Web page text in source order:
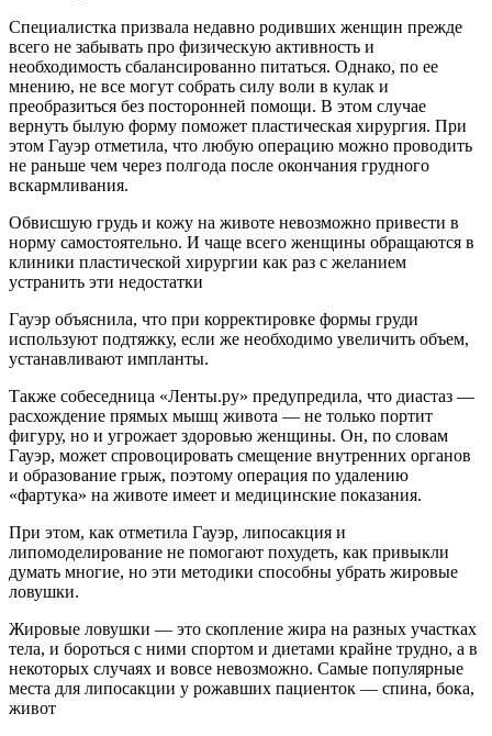
Специалистка призвала недавно родивших женщин прежде
всего не забывать про физическую активность и
необходимость сбалансированно питаться. Однако, по ее
мнению, не все могут собрать силу воли в кулак и
преобразиться без посторонней помощи. В этом случае
вернуть былую форму поможет пластическая хирургия. При
этом Гауэр отметила, что любую операцию можно проводить
не раньше чем через полгода после окончания грудного
вскармливания.
Обвисшую грудь и кожу на животе невозможно привести в
норму самостоятельно. И чаще всего женщины обращаются в
клиники пластической хирургии как раз с желанием
устранить эти недостатки
Гауэр объяснила, что при корректировке формы груди
используют подтяжку, если же необходимо увеличить объем,
устанавливают импланты.
Также собеседница «Ленты.ру» предупредила, что диастаз —
расхождение прямых мышц живота — не только портит
фигуру, но и угрожает здоровью женщины. Он, по словам
Гауэр, может спровоцировать смещение внутренних органов
и образование грыж, поэтому операция по удалению
«фартука» на животе имеет и медицинские показания.
При этом, как отметила Гауэр, липосакция и
липомоделирование не помогают похудеть, как привыкли
думать многие, но эти методики способны убрать жировые
ловушки.
Жировые ловушки — это скопление жира на разных участках
тела, и бороться с ними спортом и диетами крайне трудно, а в
некоторых случаях и вовсе невозможно. Самые популярные
места для липосакции у рожавших пациенток — спина, бока,
живот